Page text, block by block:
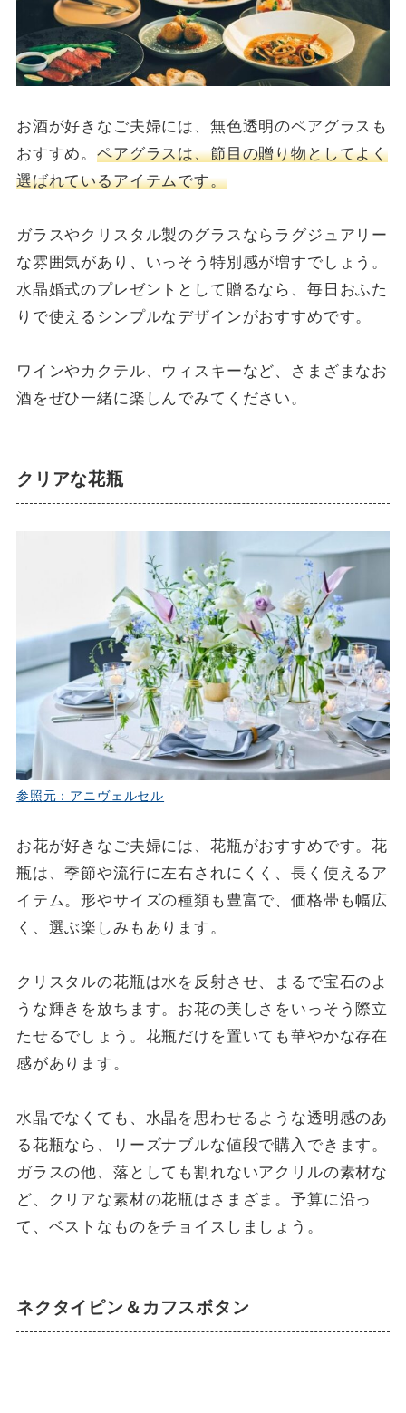
お酒が好きなご夫婦には、無色透明のペアグラスも
おすすめ。ペアグラスは、節目の贈り物としてよく
選ばれているアイテムです。
ガラスやクリスタル製のグラスならラグジュアリー
な雰囲気があり、いっそう特別感が増すでしょう。
水晶婚式のプレゼントとして贈るなら、毎日おふた
りで使えるシンプルなデザインがおすすめです。
ワインやカクテル、ウィスキーなど、さまざまなお
酒をぜひ一緒に楽しんでみてください。
クリアな花瓶
参照元：アニヴェルセル
お花が好きなご夫婦には、花瓶がおすすめです。花
瓶は、季節や流行に左右されにくく、長く使えるア
イテム。形やサイズの種類も豊富で、価格帯も幅広
く、選ぶ楽しみもあります。
クリスタルの花瓶は水を反射させ、まるで宝石のよ
うな輝きを放ちます。お花の美しさをいっそう際立
たせるでしょう。花瓶だけを置いても華やかな存在
感があります。
水晶でなくても、水晶を思わせるような透明感のあ
る花瓶なら、リーズナブルな値段で購入できます。
ガラスの他、落としても割れないアクリルの素材な
ど、クリアな素材の花瓶はさまざま。予算に沿っ
て、ベストなものをチョイスしましょう。
ネクタイピン＆カフスボタン